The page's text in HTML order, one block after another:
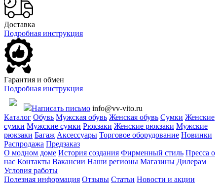
Доставка
Подробная инструкция
Гарантия и обмен
Подробная инструкция
Написать письмо info@vv-vito.ru
Каталог Обувь Мужская обувь Женская обувь Сумки Женские
сумки Мужские сумки Рюкзаки Женские рюкзаки Мужские
рюкзаки Багаж Аксессуары Торговое оборудование Новинки
Распродажа Предзаказ
О модном доме История создания Фирменный стиль Пресса о
нас Контакты Вакансии Наши регионы Магазины Дилерам
Условия работы
Полезная информация Отзывы Статьи Новости и акции